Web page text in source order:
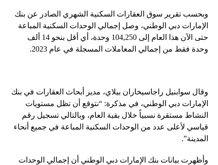
وبحسب تقرير سوق العقارات السكنية الشهري الصادر عن بنك
الإمارات دبي الوطني، وصل إجمالي الوحدات السكنية المباعة
حتى الآن هذا العام إلى 104,250 وحدة، أي أقل بنحو 14 ألف
وحدة فقط من إجمالي المعاملات المسجلة في عام 2023.
وقال سوابنيل راجاسيخاران بيلاي، مدير أبحاث العقارات في بنك
الإمارات دبي الوطني، في مذكرة: “نتوقع أن تظل مستويات
النشاط مستقرة نسبياً خلال بقية العام، وبالتالي تسجيل رقم
قياسي لأعلى عدد من الوحدات السكنية المباعة في جميع أنحاء
المدينة”.
وأظهرت بيانات بنك الإمارات دبي الوطني أن إجمالي الوحدات